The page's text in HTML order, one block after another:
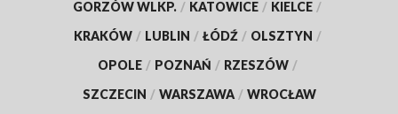
GORZÓW WLKP. / KATOWICE / KIELCE /
KRAKÓW / LUBLIN / ŁÓDŹ / OLSZTYN /
OPOLE / POZNAŃ / RZESZÓW /
SZCZECIN / WARSZAWA / WROCŁAW